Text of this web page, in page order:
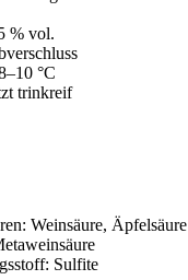
% vol.
°C
trinkreif
Weinsäure, Äpfelsäure
Sulfite